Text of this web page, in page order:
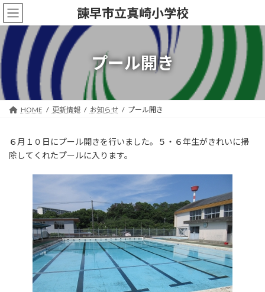
コ
ン
テ
ン
ツ
へ
ス
キ
ッ
ナ
ビ
ゲ
ー
シ
ョ
ン
に
移
諫早市立真崎小学校
プール開き
HOME 更新情報 お知らせ プール開き
６月１０日にプール開きを行いました。５・６年生がきれいに掃
除してくれたプールに入ります。